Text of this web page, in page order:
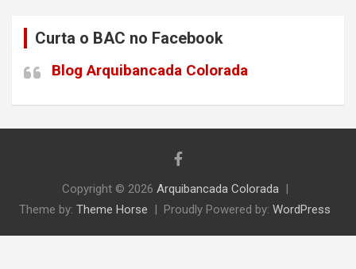
Curta o BAC no Facebook
Blog Arquibancada Colorada
Copyright © 2026 Arquibancada Colorada
Theme by: Theme Horse Proudly Powered by: WordPress